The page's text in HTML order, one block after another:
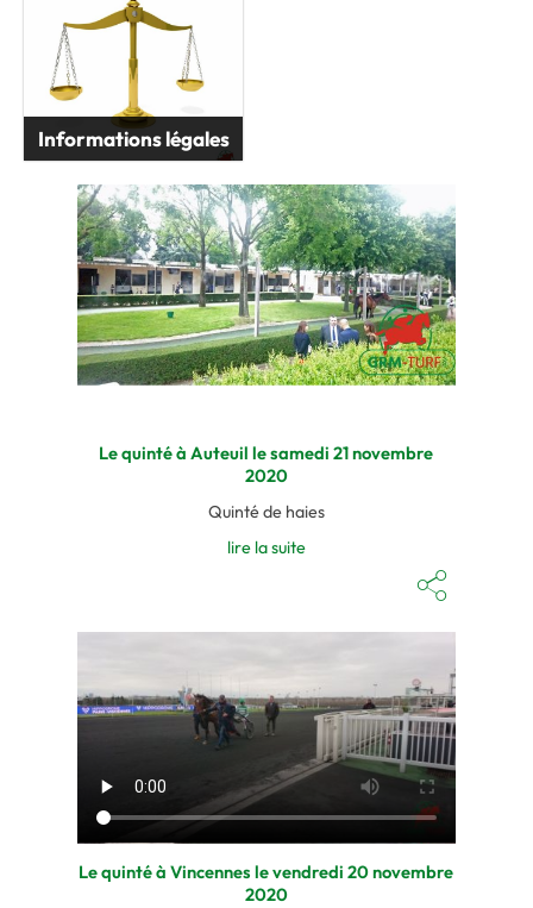
Informations légales
Le quinté à Auteuil le samedi 21 novembre
2020
Quinté de haies
lire la suite
Le quinté à Vincennes le vendredi 20 novembre
2020